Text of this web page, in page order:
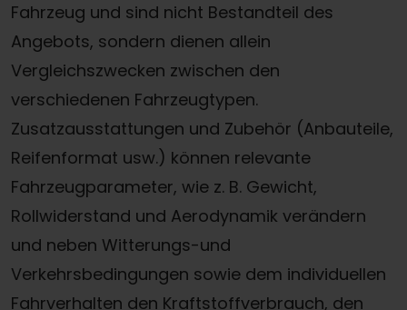
Fahrzeug und sind nicht Bestandteil des
Angebots, sondern dienen allein
Vergleichszwecken zwischen den
verschiedenen Fahrzeugtypen.
Zusatzausstattungen und Zubehör (Anbauteile,
Reifenformat usw.) können relevante
Fahrzeugparameter, wie z. B. Gewicht,
Rollwiderstand und Aerodynamik verändern
und neben Witterungs-und
Verkehrsbedingungen sowie dem individuellen
Fahrverhalten den Kraftstoffverbrauch, den